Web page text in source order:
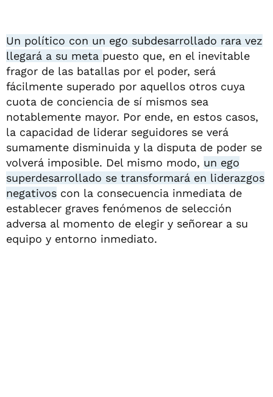
Un político con un ego subdesarrollado rara vez
llegará a su meta puesto que, en el inevitable
fragor de las batallas por el poder, será
fácilmente superado por aquellos otros cuya
cuota de conciencia de sí mismos sea
notablemente mayor. Por ende, en estos casos,
la capacidad de liderar seguidores se verá
sumamente disminuida y la disputa de poder se
volverá imposible. Del mismo modo, un ego
superdesarrollado se transformará en liderazgos
negativos con la consecuencia inmediata de
establecer graves fenómenos de selección
adversa al momento de elegir y señorear a su
equipo y entorno inmediato.